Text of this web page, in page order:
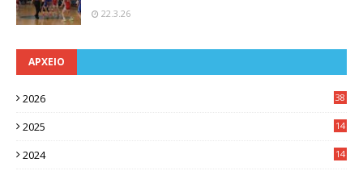
22.3.26
ΑΡΧΕΙΟ
2026 38
2025
14
2024
14